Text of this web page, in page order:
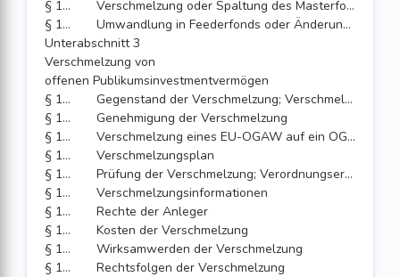
§ 179
Verschmelzung oder Spaltung des Masterfonds
§ 180
Umwandlung in Feederfonds oder Änderung des Masterfonds
Unterabschnitt 3
Verschmelzung von
offenen Publikumsinvestmentvermögen
§ 181
Gegenstand der Verschmelzung; Verschmelzungsarten
§ 182
Genehmigung der Verschmelzung
§ 183
Verschmelzung eines EU-OGAW auf ein OGAW-Sondervermögen
§ 184
Verschmelzungsplan
§ 185
Prüfung der Verschmelzung; Verordnungsermächtigung
§ 186
Verschmelzungsinformationen
§ 187
Rechte der Anleger
§ 188
Kosten der Verschmelzung
§ 189
Wirksamwerden der Verschmelzung
§ 190
Rechtsfolgen der Verschmelzung